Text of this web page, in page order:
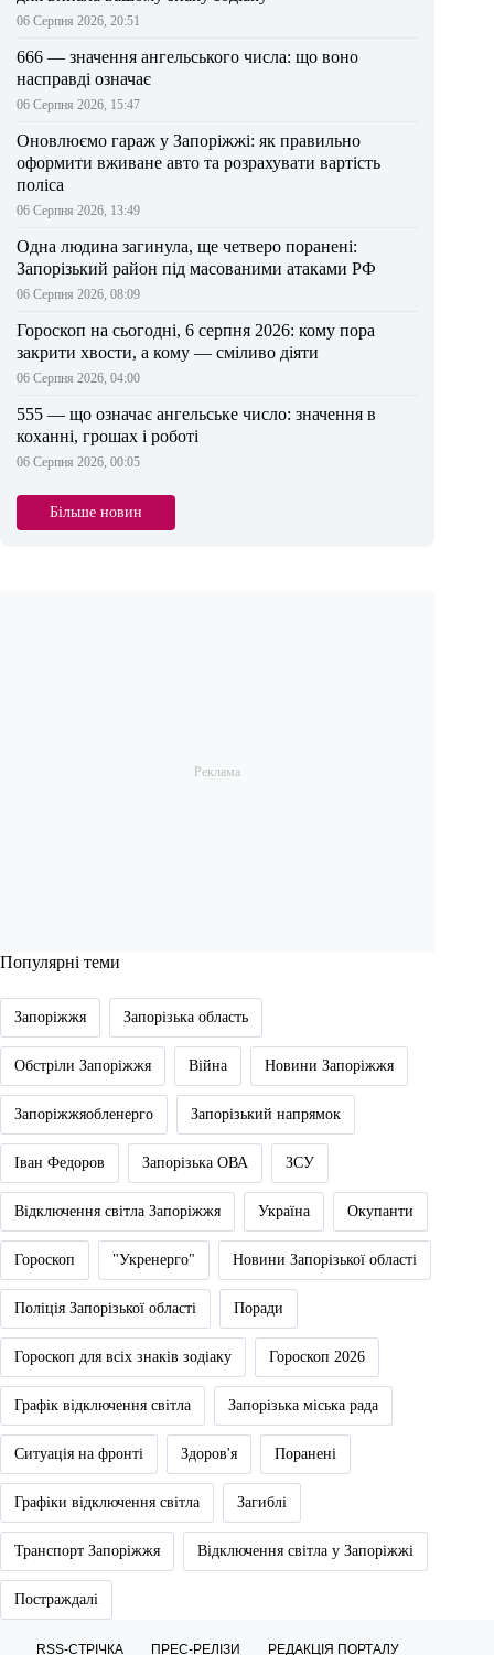
06 Серпня 2026, 20:51
666 — значення ангельського числа: що воно
насправді означає
06 Серпня 2026, 15:47
Оновлюємо гараж у Запоріжжі: як правильно
оформити вживане авто та розрахувати вартість
поліса
06 Серпня 2026, 13:49
Одна людина загинула, ще четверо поранені:
Запорізький район під масованими атаками РФ
06 Серпня 2026, 08:09
Гороскоп на сьогодні, 6 серпня 2026: кому пора
закрити хвости, а кому — сміливо діяти
06 Серпня 2026, 04:00
555 — що означає ангельське число: значення в
коханні, грошах і роботі
06 Серпня 2026, 00:05
Більше новин
Популярні теми
Запоріжжя Запорізька область
Обстріли Запоріжжя Війна Новини Запоріжжя
Запоріжжяобленерго Запорізький напрямок
Іван Федоров Запорізька ОВА ЗСУ
Відключення світла Запоріжжя Україна Окупанти
Гороскоп "Укренерго" Новини Запорізької області
Поліція Запорізької області Поради
Гороскоп для всіх знаків зодіаку Гороскоп 2026
Графік відключення світла Запорізька міська рада
Ситуація на фронті Здоров'я Поранені
Графіки відключення світла Загиблі
Транспорт Запоріжжя Відключення світла у Запоріжжі
Постраждалі
RSS-СТРІЧКА ПРЕС-РЕЛІЗИ РЕДАКЦІЯ ПОРТАЛУ